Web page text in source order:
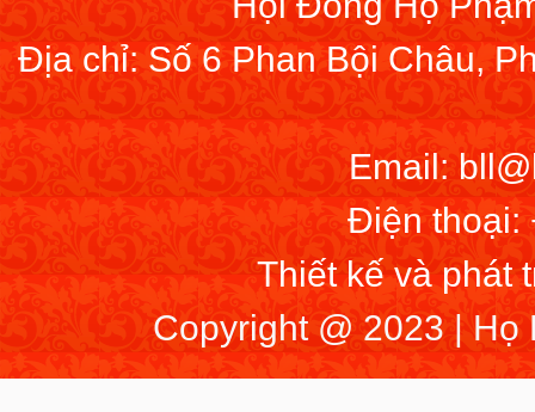
Địa chỉ: Số 6 Phan Bội Châu,
Email:
Điện thoại:
Thiết kế và phát
Copyright @ 2023 | Họ